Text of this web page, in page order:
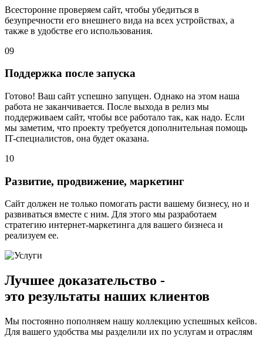
Всесторонне проверяем сайт, чтобы убедиться в
безупречности его внешнего вида на всех устройствах, а
также в удобстве его использования.
09
Поддержка после запуска
Готово! Ваш сайт успешно запущен. Однако на этом наша
работа не заканчивается. После выхода в релиз мы
поддерживаем сайт, чтобы все работало так, как надо. Если
мы заметим, что проекту требуется дополнительная помощь
IT-специалистов, она будет оказана.
10
Развитие, продвижение, маркетинг
Сайт должен не только помогать расти вашему бизнесу, но и
развиваться вместе с ним. Для этого мы разработаем
стратегию интернет-маркетинга для вашего бизнеса и
реализуем ее.
Лучшее доказательство -
это результаты наших клиентов
Мы постоянно пополняем нашу коллекцию успешных кейсов.
Для вашего удобства мы разделили их по услугам и отраслям